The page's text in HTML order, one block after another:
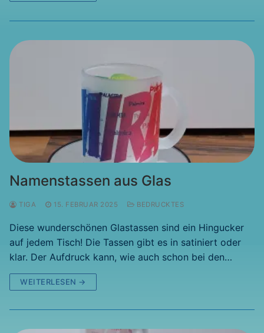
Namenstassen aus Glas
TIGA 15. FEBRUAR 2025 BEDRUCKTES
Diese wunderschönen Glastassen sind ein Hingucker
auf jedem Tisch! Die Tassen gibt es in satiniert oder
klar. Der Aufdruck kann, wie auch schon bei den…
WEITERLESEN →